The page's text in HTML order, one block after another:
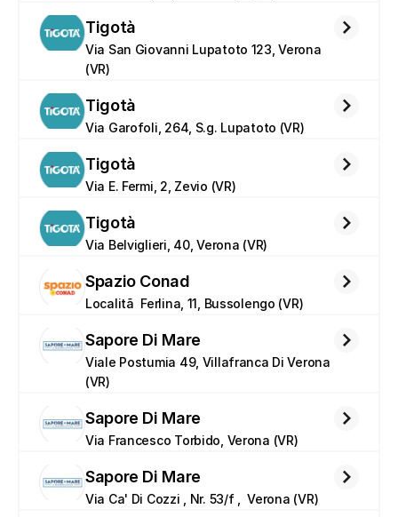
Tigotà
Via San Giovanni Lupatoto 123, Verona
(VR)
Tigotà
Via Garofoli, 264, S.g. Lupatoto (VR)
Tigotà
Via E. Fermi, 2, Zevio (VR)
Tigotà
Via Belviglieri, 40, Verona (VR)
Spazio Conad
Localitã  Ferlina, 11, Bussolengo (VR)
Sapore Di Mare
Viale Postumia 49, Villafranca Di Verona
(VR)
Sapore Di Mare
Via Francesco Torbido, Verona (VR)
Sapore Di Mare
Via Ca' Di Cozzi , Nr. 53/f ,  Verona (VR)